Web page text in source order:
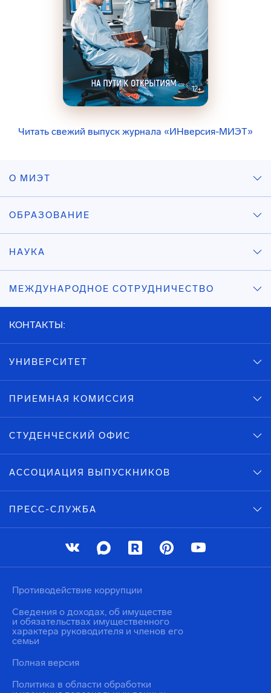
Читать свежий выпуск журнала «ИНверсия-МИЭТ»
О МИЭТ
ОБРАЗОВАНИЕ
НАУКА
МЕЖДУНАРОДНОЕ СОТРУДНИЧЕСТВО
КОНТАКТЫ:
УНИВЕРСИТЕТ
ПРИЕМНАЯ КОМИССИЯ
СТУДЕНЧЕСКИЙ ОФИС
АССОЦИАЦИЯ ВЫПУСКНИКОВ
ПРЕСС-СЛУЖБА
Политика в области обработки
Противодействие коррупции
Сведения о доходах, об имуществе
и обязательствах имущественного
характера руководителя и членов его
семьи
Полная версия